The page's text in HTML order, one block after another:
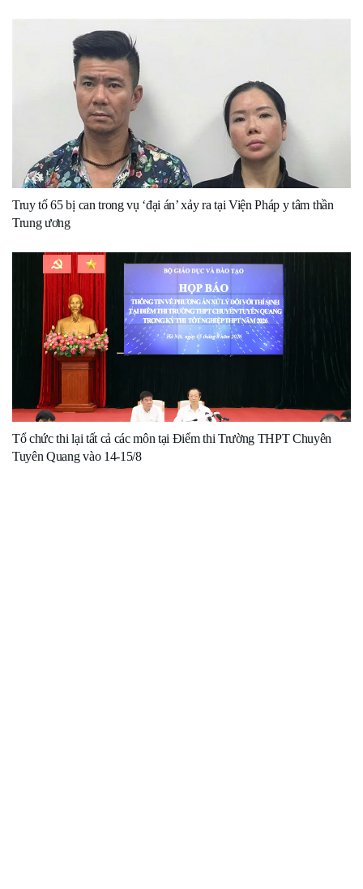
Truy tố 65 bị can trong vụ ‘đại án’ xảy ra tại Viện Pháp y tâm thần
Trung ương
Tổ chức thi lại tất cả các môn tại Điểm thi Trường THPT Chuyên
Tuyên Quang vào 14-15/8